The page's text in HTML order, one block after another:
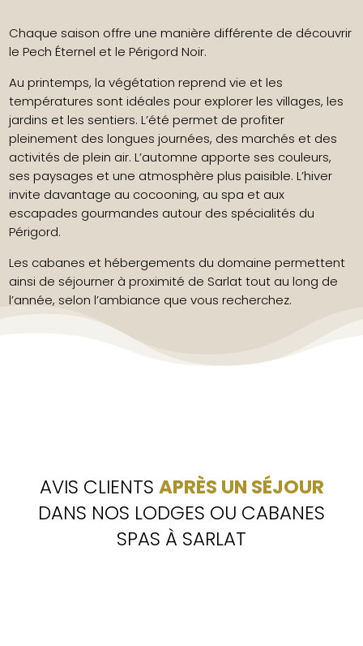
Chaque saison offre une manière différente de découvrir
le Pech Éternel et le Périgord Noir.
Au printemps, la végétation reprend vie et les
températures sont idéales pour explorer les villages, les
jardins et les sentiers. L’été permet de profiter
pleinement des longues journées, des marchés et des
activités de plein air. L’automne apporte ses couleurs,
ses paysages et une atmosphère plus paisible. L’hiver
invite davantage au cocooning, au spa et aux
escapades gourmandes autour des spécialités du
Périgord.
Les cabanes et hébergements du domaine permettent
ainsi de séjourner à proximité de Sarlat tout au long de
l’année, selon l’ambiance que vous recherchez.
AVIS CLIENTS APRÈS UN SÉJOUR
DANS NOS LODGES OU CABANES
SPAS À SARLAT